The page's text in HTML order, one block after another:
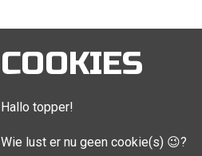
COOKIES
Hallo topper!
Wie lust er nu geen cookie(s) 😉?